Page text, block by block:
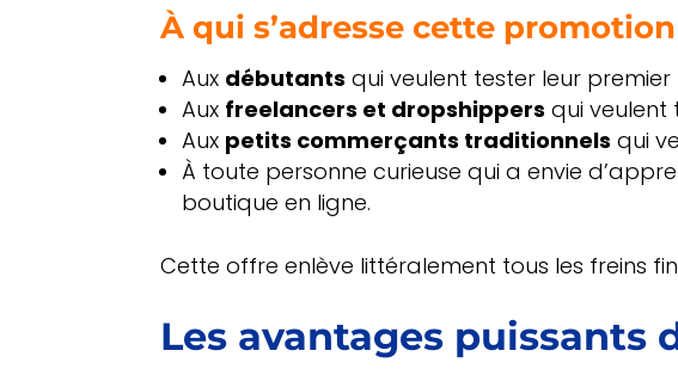
À qui s’adresse cette
Aux débutants qui veulent tester leur
Aux freelancers et dropshippers qui veulent
Aux petits commerçants traditionnels qui
À toute personne curieuse qui a envie
boutique en ligne.
Cette offre enlève littéralement tous les freins
Les avantages puissants